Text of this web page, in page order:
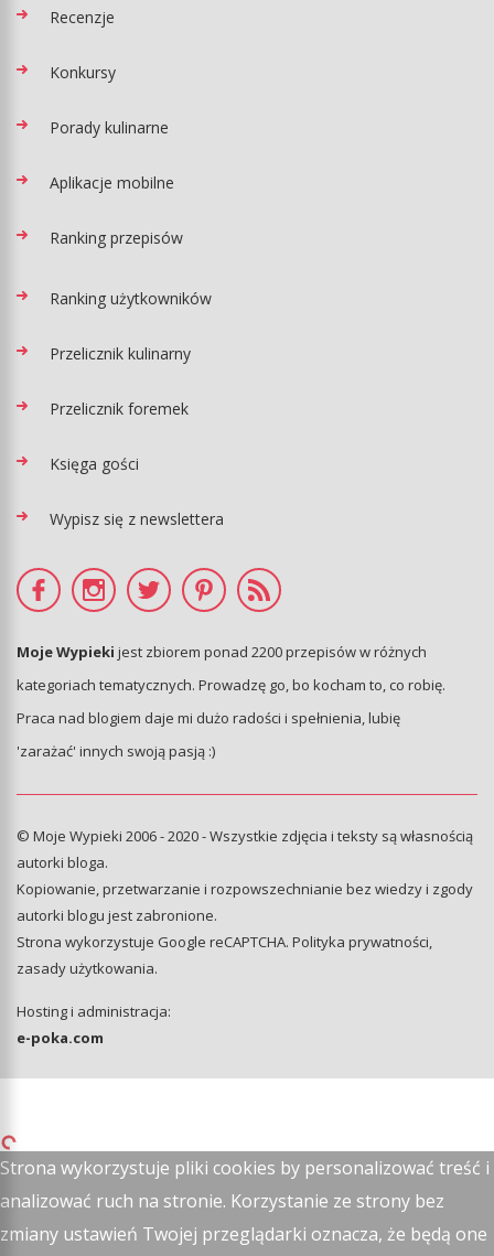
Recenzje
Konkursy
Porady kulinarne
Aplikacje mobilne
Ranking przepisów
Ranking użytkowników
Przelicznik kulinarny
Przelicznik foremek
Księga gości
Wypisz się z newslettera
Moje Wypieki jest zbiorem ponad 2200 przepisów w różnych
kategoriach tematycznych. Prowadzę go, bo kocham to, co robię.
Praca nad blogiem daje mi dużo radości i spełnienia, lubię
'zarażać' innych swoją pasją :)
© Moje Wypieki 2006 - 2020 - Wszystkie zdjęcia i teksty są własnością
autorki bloga.
Kopiowanie, przetwarzanie i rozpowszechnianie bez wiedzy i zgody
autorki blogu jest zabronione.
Strona wykorzystuje Google reCAPTCHA. Polityka prywatności,
zasady użytkowania.
Hosting i administracja:
e-poka.com
Strona wykorzystuje pliki cookies by personalizować treść i
analizować ruch na stronie. Korzystanie ze strony bez
zmiany ustawień Twojej przeglądarki oznacza, że będą one